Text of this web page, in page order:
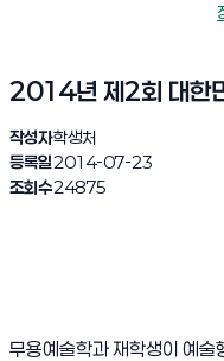
2014년 제2회 대한
작성자학생처
등록일2014-07-23
조회수24875
무용예술학과 재학생이 예술